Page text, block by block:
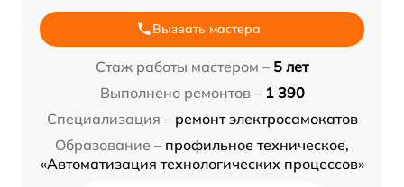
Вызвать мастера
Стаж работы мастером – 5 лет
Выполнено ремонтов – 1 390
Специализация – ремонт электросамокатов
Образование – профильное техническое,
«Автоматизация технологических процессов»